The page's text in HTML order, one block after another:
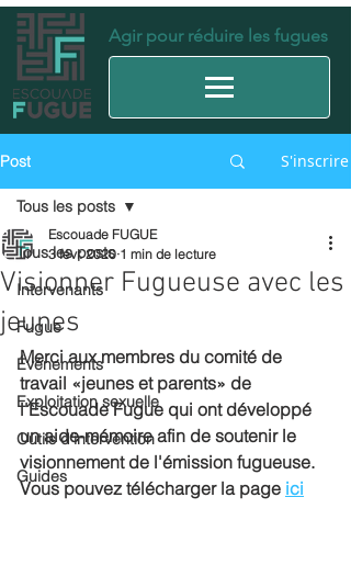
Agir pour réduire les fugues
Post S'inscrire
Tous les posts
Intervenants
Fugue
Événements
Exploitation sexuelle
Outils d'intervention
Guides
Tous les posts
Visionner Fugueuse avec les
jeunes
Escouade FUGUE
3 févr. 2020 1 min de lecture
Merci aux membres du comité de
travail «jeunes et parents» de
l'Escouade Fugue qui ont développé
un aide-mémoire afin de soutenir le
visionnement de l'émission fugueuse.
Vous pouvez télécharger la page ici